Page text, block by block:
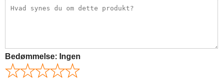
Bedømmelse: Ingen